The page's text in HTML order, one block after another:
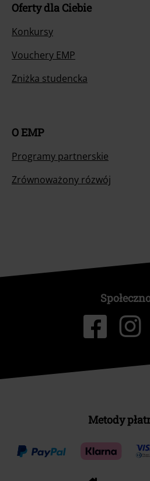
Oferty dla Ciebie
Konkursy
Vouchery EMP
Zniżka studencka
O EMP
Programy partnerskie
Zrównoważony rózwój
Metody